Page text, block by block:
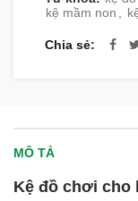
kệ mầm non
Chia sẻ
MÔ TẢ
Kệ đồ chơi cho